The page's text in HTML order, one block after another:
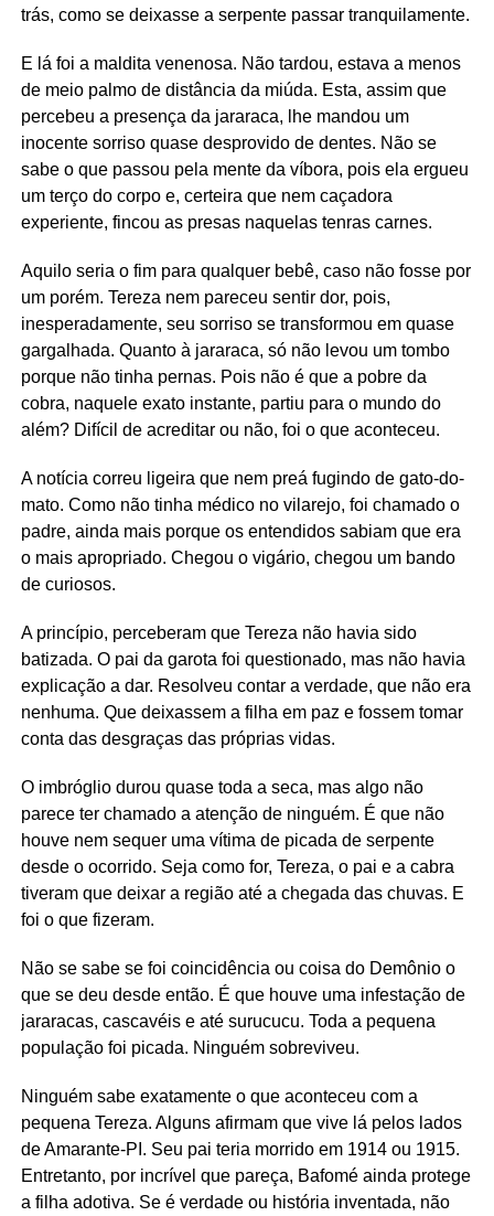
trás, como se deixasse a serpente passar tranquilamente.
E lá foi a maldita venenosa. Não tardou, estava a menos
de meio palmo de distância da miúda. Esta, assim que
percebeu a presença da jararaca, lhe mandou um
inocente sorriso quase desprovido de dentes. Não se
sabe o que passou pela mente da víbora, pois ela ergueu
um terço do corpo e, certeira que nem caçadora
experiente, fincou as presas naquelas tenras carnes.
Aquilo seria o fim para qualquer bebê, caso não fosse por
um porém. Tereza nem pareceu sentir dor, pois,
inesperadamente, seu sorriso se transformou em quase
gargalhada. Quanto à jararaca, só não levou um tombo
porque não tinha pernas. Pois não é que a pobre da
cobra, naquele exato instante, partiu para o mundo do
além? Difícil de acreditar ou não, foi o que aconteceu.
A notícia correu ligeira que nem preá fugindo de gato-do-
mato. Como não tinha médico no vilarejo, foi chamado o
padre, ainda mais porque os entendidos sabiam que era
o mais apropriado. Chegou o vigário, chegou um bando
de curiosos.
A princípio, perceberam que Tereza não havia sido
batizada. O pai da garota foi questionado, mas não havia
explicação a dar. Resolveu contar a verdade, que não era
nenhuma. Que deixassem a filha em paz e fossem tomar
conta das desgraças das próprias vidas.
O imbróglio durou quase toda a seca, mas algo não
parece ter chamado a atenção de ninguém. É que não
houve nem sequer uma vítima de picada de serpente
desde o ocorrido. Seja como for, Tereza, o pai e a cabra
tiveram que deixar a região até a chegada das chuvas. E
foi o que fizeram.
Não se sabe se foi coincidência ou coisa do Demônio o
que se deu desde então. É que houve uma infestação de
jararacas, cascavéis e até surucucu. Toda a pequena
população foi picada. Ninguém sobreviveu.
Ninguém sabe exatamente o que aconteceu com a
pequena Tereza. Alguns afirmam que vive lá pelos lados
de Amarante-PI. Seu pai teria morrido em 1914 ou 1915.
Entretanto, por incrível que pareça, Bafomé ainda protege
a filha adotiva. Se é verdade ou história inventada, não